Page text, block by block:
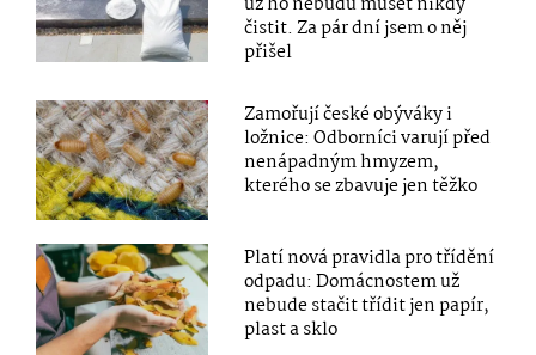
čistit. Za pár dní jsem o něj
přišel
Zamořují české obýváky i
ložnice: Odborníci varují před
nenápadným hmyzem,
kterého se zbavuje jen těžko
Platí nová pravidla pro třídění
odpadu: Domácnostem už
nebude stačit třídit jen papír,
plast a sklo